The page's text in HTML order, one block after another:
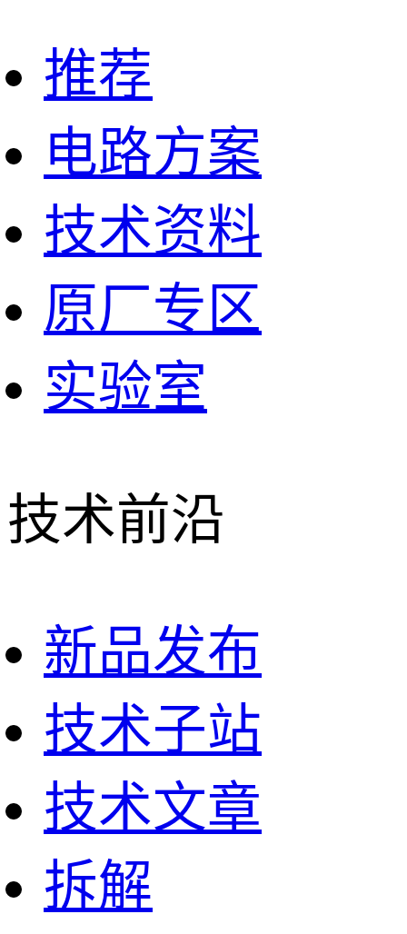
推荐
电路方案
技术资料
原厂专区
实验室
技术前沿
新品发布
技术子站
技术文章
拆解